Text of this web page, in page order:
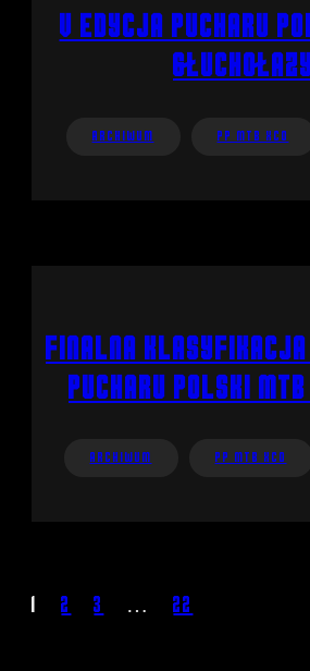
V edycja Pucharu
Archiwum PP MTB XCO
Finalna klasyfikacja
Pucharu Polski MTB
Archiwum PP MTB XCO
2 3 … 22